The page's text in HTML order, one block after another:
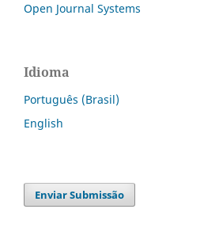
Open Journal Systems
Idioma
Português (Brasil)
English
Enviar Submissão